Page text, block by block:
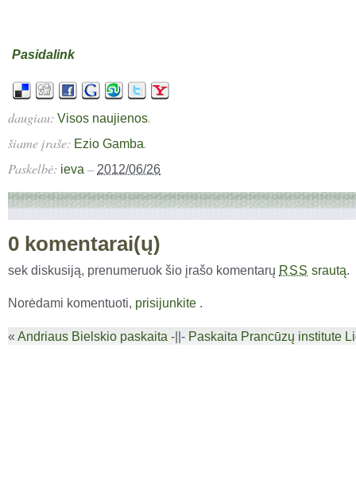
Pasidalink
daugiau: Visos naujienos.
šiame įraše: Ezio Gamba.
Paskelbė: ieva – 2012/06/26
0 komentarai(ų)
sek diskusiją, prenumeruok šio įrašo komentarų RSS srautą.
Norėdami komentuoti, prisijunkite .
« Andriaus Bielskio paskaita -||- Paskaita Prancūzų institute